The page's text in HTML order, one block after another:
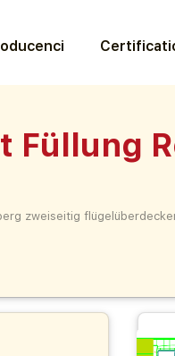
Füllung
zweiseitig